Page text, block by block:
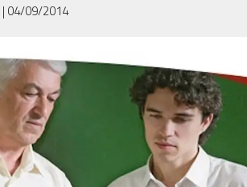
| 04/09/2014